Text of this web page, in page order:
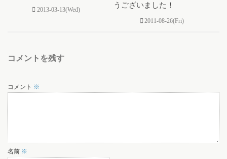
2013-03-13(Wed)
うございました！
2011-08-26(Fri)
コメントを残す
コメント ※
名前 ※